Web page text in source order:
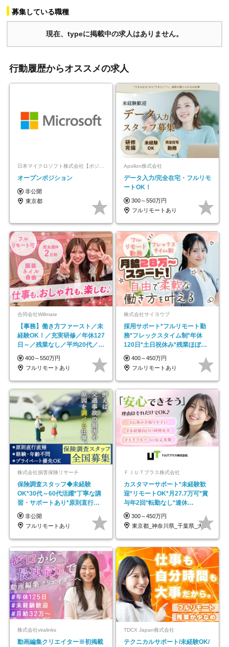
募集している職種
現在、typeに掲載中の求人はありません。
行動履歴からオススメの求人
オープンポジション
非公開
東京都
Apollon株式会社
データ入力/完全在宅・フルリモ
ートOK！
300～550万円
フルリモートあり
合同会社Willmate
【事務】働き方ファースト／未
経験OK！／充実研修／年休127
日～／残業なし／平均20代／リ
モートOK
400～550万円
フルリモートあり
株式会社サイヨウブ
採用サポート*フルリモート勤
務*フレックスタイム制*年休
120日*土日祝休み*残業ほぼな
し*育児中社員8割以上
400～450万円
フルリモートあり
株式会社損害保険リサーチ
保険調査スタッフ◆未経験
OK*30代～60代活躍*丁寧な講
習・サポートあり*原則直行直
帰／全国募集・業務委託
非公開
フルリモートあり
ＦＪＵＴプラス株式会社
カスタマーサポート*未経験歓
迎*リモートOK*月27.7万可*賞
与年2回*転勤なし*連休
OK/ZE010232
300～450万円
東京都_神奈川県_千葉県_大阪府_愛知県…
株式会社viralinks
動画編集クリエイター※初掲載
TDCX Japan株式会社
テクニカルサポート/未経験OK/